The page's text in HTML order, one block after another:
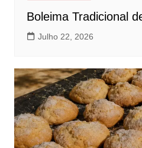
Boleima Tradicional
Julho 22, 2026